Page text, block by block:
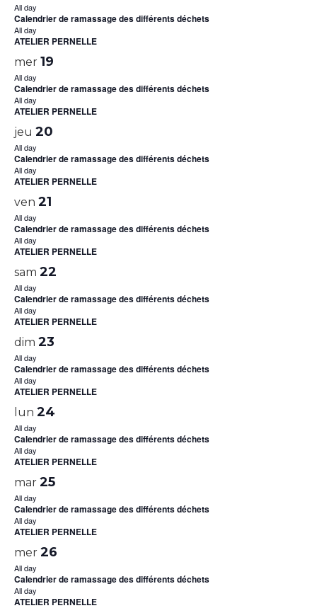
All day
Calendrier de ramassage des différents déchets
All day
ATELIER PERNELLE
mer 19
All day
Calendrier de ramassage des différents déchets
All day
ATELIER PERNELLE
jeu 20
All day
Calendrier de ramassage des différents déchets
All day
ATELIER PERNELLE
ven 21
All day
Calendrier de ramassage des différents déchets
All day
ATELIER PERNELLE
sam 22
All day
Calendrier de ramassage des différents déchets
All day
ATELIER PERNELLE
dim 23
All day
Calendrier de ramassage des différents déchets
All day
ATELIER PERNELLE
lun 24
All day
Calendrier de ramassage des différents déchets
All day
ATELIER PERNELLE
mar 25
All day
Calendrier de ramassage des différents déchets
All day
ATELIER PERNELLE
mer 26
All day
Calendrier de ramassage des différents déchets
All day
ATELIER PERNELLE